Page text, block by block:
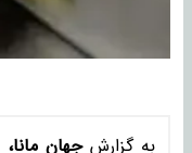
به گزارش جهان مانا،